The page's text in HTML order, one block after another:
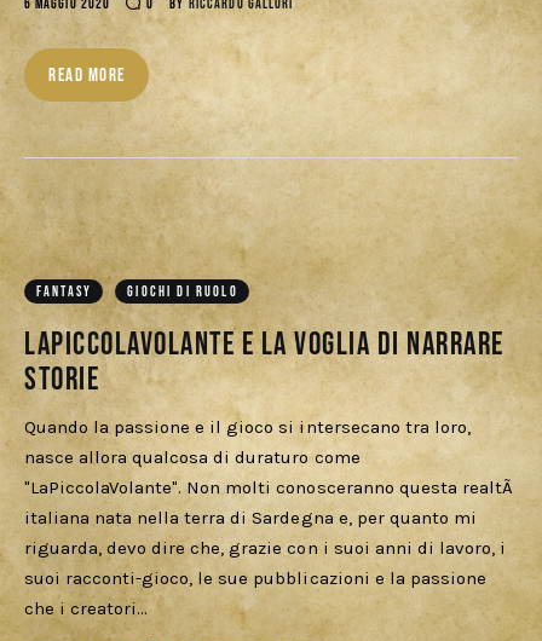
6 MAGGIO 2020 0 BY RICCARDO GALLORI
READ MORE
FANTASY GIOCHI DI RUOLO
LaPiccolaVolante e la voglia di narrare
storie
Quando la passione e il gioco si intersecano tra loro,
nasce allora qualcosa di duraturo come
"LaPiccolaVolante". Non molti conosceranno questa realtÃ
italiana nata nella terra di Sardegna e, per quanto mi
riguarda, devo dire che, grazie con i suoi anni di lavoro, i
suoi racconti-gioco, le sue pubblicazioni e la passione
che i creatori…